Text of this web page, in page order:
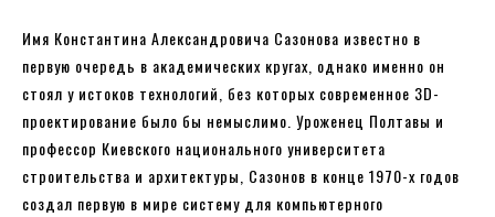
Имя Константина Александровича Сазонова известно в
первую очередь в академических кругах, однако именно он
стоял у истоков технологий, без которых современное 3D-
проектирование было бы немыслимо. Уроженец Полтавы и
профессор Киевского национального университета
строительства и архитектуры, Сазонов в конце 1970-х годов
создал первую в мире систему для компьютерного